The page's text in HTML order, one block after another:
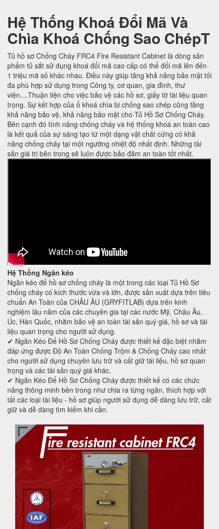
Hệ Thống Khoá Đổi Mã Và
Chìa Khoá Chống Sao ChépT
Tủ hồ sơ Chống Cháy FRC4 Fire Resistant Cabinet là dòng sản
phẩm tủ sắt sử dụng khoá đổi mã cao cấp có thể đổi mã lên đến
1 triệu mã số khác nhau. Điều này giúp tăng khả năng bảo mật tối
đa phù hợp sử dụng trong Công ty, cơ quan, gia đình, thư
viện....Thuận tiện cho việc bảo vệ các hồ sơ, giấy tờ tài liệu quan
trọng. Sự kết hợp của ổ khoá chìa bi chống sao chép cũng tăng
khả năng bảo vệ, khả năng bảo mật cho Tủ Hồ Sơ Chống Cháy.
Bên cạnh đó tính năng chống cháy và hệ thống khoá an toàn cao
là kết quả của sự sáng tạo từ một dạng vật chất cứng có khả
năng chống cháy tại một ngưỡng nhiệt độ nhất định. Những tài
sản giá trị bên trong sẽ luôn được bảo đảm an toàn tốt nhất.
Hệ Thống Ngăn kéo
Ngăn kéo để hồ sơ chống cháy là một trong các loại Tủ Hồ Sơ
chống cháy có kích thước vừa và lớn, được sản xuất dựa trên tiêu
chuẩn An Toàn của CHÂU ÂU (GRYFITLAB) dựa trên kinh
nghiệm lâu năm của các chuyên gia tại các nước Mỹ, Châu Âu,
Úc, Hàn Quốc, nhằm bảo vệ an toàn tài sản quý giá, hồ sơ và tài
liệu quan trọng cho người sử dụng.
✔ Ngăn Kéo Để Hồ Sơ Chống Cháy được thiết kế đặc biệt nhằm
đáp ứng được Độ An Toàn Chống Trộm & Chống Cháy cao nhất
cho người sử dụng chuyên lưu trữ và cất giữ tài liệu, hồ sơ quan
trọng và các tài sản quý giá khác.
✔ Ngăn Kéo Để Hồ Sơ Chống Cháy được thiết kế có các chức
năng thông minh bên trong như chia ra từng ngăn, thích hợp với
tất các loại tài liệu - hồ sơ giúp người sử dụng dễ dàng lưu trữ, cất
giữ và dễ dàng tìm kiếm khi cần.